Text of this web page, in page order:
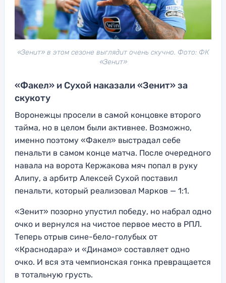
«Зенит» в этом сезоне выглядит очень скучно. Фото: ФК
«Зенит»
«Факел» и Сухой наказали «Зенит» за
скукоту
Воронежцы просели в самой концовке второго
тайма, но в целом были активнее. Возможно,
именно поэтому «Факел» выстрадал себе
пенальти в самом конце матча. После очередного
навала на ворота Кержакова мяч попал в руку
Алипу, а арбитр Алексей Сухой поставил
пенальти, который реализовал Марков — 1:1.
«Зенит» позорно упустил победу, но набрал одно
очко и вернулся на чистое первое место в РПЛ.
Теперь отрыв сине-бело-голубых от
«Краснодара» и «Динамо» составляет одно
очко. И вся эта чемпионская гонка превращается
в тотальную грусть.